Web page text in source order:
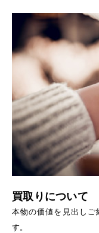
買取りについて
本物の価値を見出しご
す。